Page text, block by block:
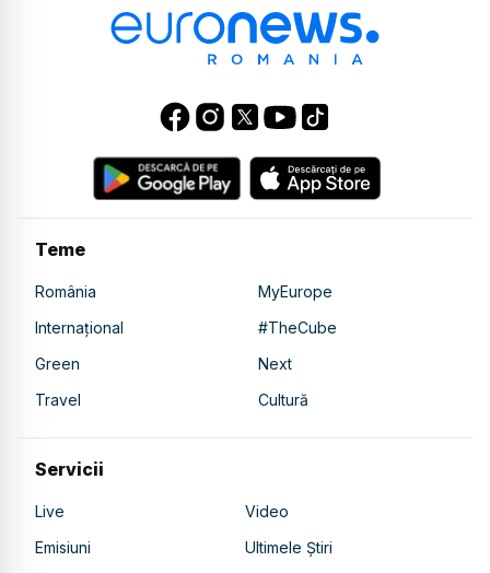
Teme
România
MyEurope
Internațional
#TheCube
Green
Next
Travel
Cultură
Servicii
Live
Video
Emisiuni
Ultimele Știri